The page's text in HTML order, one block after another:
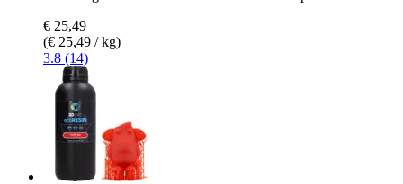
€ 25,49
(€ 25,49 / kg)
3.8 (14)